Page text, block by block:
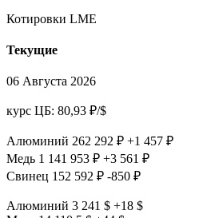
Котировки LME
Текущие
06 Августа 2026
курс ЦБ: 80,93 ₽/$
Алюминий 262 292 ₽ +1 457 ₽
Медь 1 141 953 ₽ +3 561 ₽
Свинец 152 592 ₽ -850 ₽
Алюминий 3 241 $ +18 $